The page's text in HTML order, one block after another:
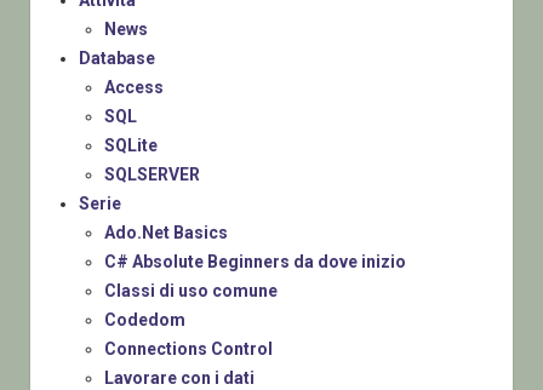
News
Database
Access
SQL
SQLite
SQLSERVER
Serie
Ado.Net Basics
C# Absolute Beginners da dove inizio
Classi di uso comune
Codedom
Connections Control
Lavorare con i dati